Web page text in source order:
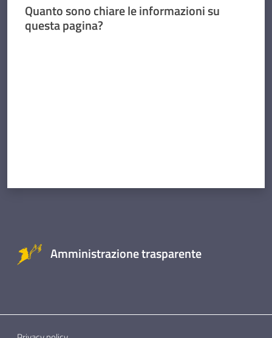
Quanto sono chiare le informazioni su
questa pagina?
Amministrazione trasparente